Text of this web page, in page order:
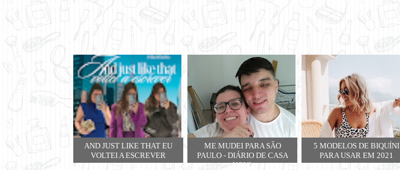
AND JUST LIKE THAT EU
VOLTEI A ESCREVER
ME MUDEI PARA SÃO
PAULO - DIÁRIO DE CASA
NOVA
5 MODELOS DE BIQUÍNI
PARA USAR EM 2021